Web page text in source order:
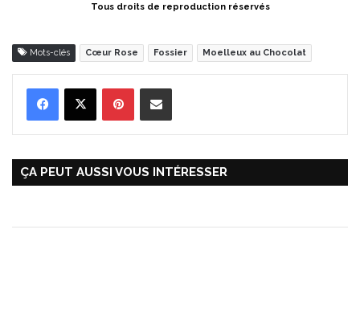
Tous droits de reproduction réservés
Mots-clés Cœur Rose Fossier Moelleux au Chocolat
ÇA PEUT AUSSI VOUS INTÉRESSER